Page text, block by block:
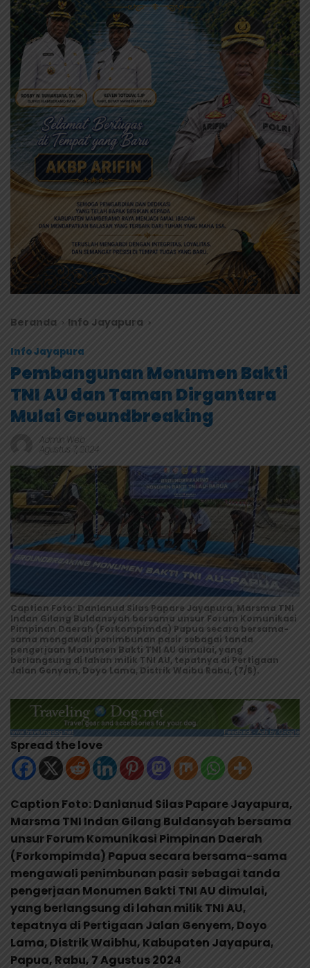
Beranda Info Jayapura
Info Jayapura
Pembangunan Monumen Bakti
TNI AU dan Taman Dirgantara
Mulai Groundbreaking
Admin Web
Agustus 7, 2024
Caption Foto: Danlanud Silas Papare Jayapura, Marsma TNI
Indan Gilang Buldansyah bersama unsur Forum Komunikasi
Pimpinan Daerah (Forkompimda) Papua secara bersama-
sama mengawali penimbunan pasir sebagai tanda
pengerjaan Monumen Bakti TNI AU dimulai, yang
berlangsung di lahan milik TNI AU, tepatnya di Pertigaan
Jalan Genyem, Doyo Lama, Distrik Waibu Rabu, (7/8).
Spread the love
Caption Foto: Danlanud Silas Papare Jayapura,
Marsma TNI Indan Gilang Buldansyah bersama
unsur Forum Komunikasi Pimpinan Daerah
(Forkompimda) Papua secara bersama-sama
mengawali penimbunan pasir sebagai tanda
pengerjaan Monumen Bakti TNI AU dimulai,
yang berlangsung di lahan milik TNI AU,
tepatnya di Pertigaan Jalan Genyem, Doyo
Lama, Distrik Waibhu, Kabupaten Jayapura,
Papua, Rabu, 7 Agustus 2024